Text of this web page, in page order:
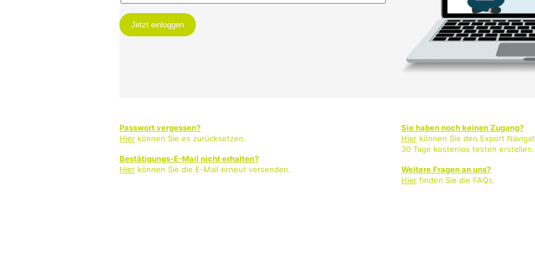
Passwort vergessen?
Hier können Sie es zurücksetzen.
Bestätigungs-E-Mail nicht erhalten?
Hier können Sie die E-Mail erneut versenden.
Sie haben noch keinen Zugang?
Hier können Sie den Export
30 Tage kostenlos testen erstellen.
Weitere Fragen an uns?
Hier finden Sie die FAQs.